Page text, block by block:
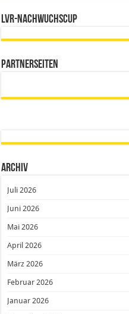
LVR-Nachwuchscup
Partnerseiten
Archiv
Juli 2026
Juni 2026
Mai 2026
April 2026
März 2026
Februar 2026
Januar 2026